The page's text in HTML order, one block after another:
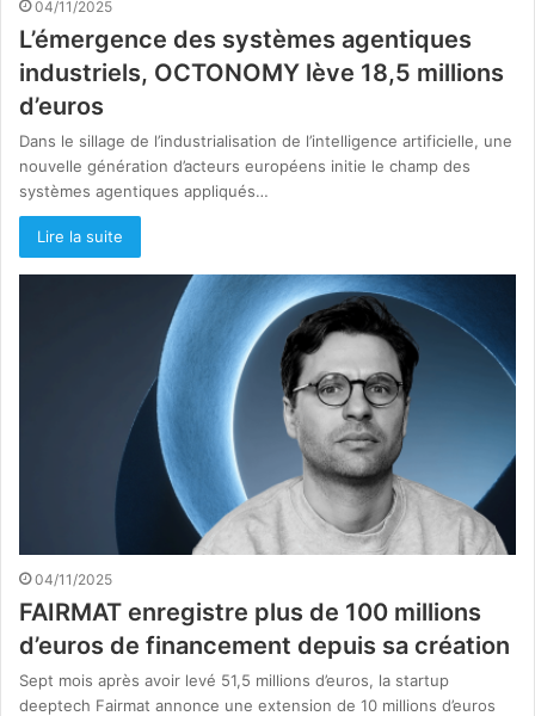
04/11/2025
L’émergence des systèmes agentiques
industriels, OCTONOMY lève 18,5 millions
d’euros
Dans le sillage de l’industrialisation de l’intelligence artificielle, une
nouvelle génération d’acteurs européens initie le champ des
systèmes agentiques appliqués…
Lire la suite
04/11/2025
FAIRMAT enregistre plus de 100 millions
d’euros de financement depuis sa création
Sept mois après avoir levé 51,5 millions d’euros, la startup
deeptech Fairmat annonce une extension de 10 millions d’euros